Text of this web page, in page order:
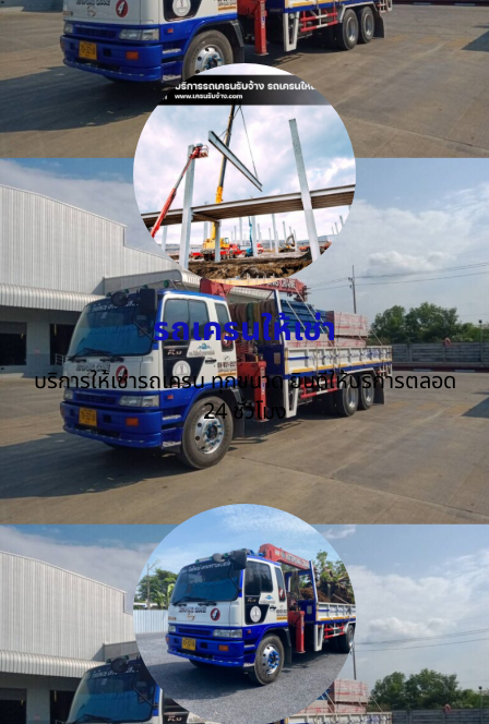
รถเครนให้เช่า
บริการให้เช่ารถเครน ทุกขนาด ยินดีให้บริการตลอด
24 ชั่วโมง